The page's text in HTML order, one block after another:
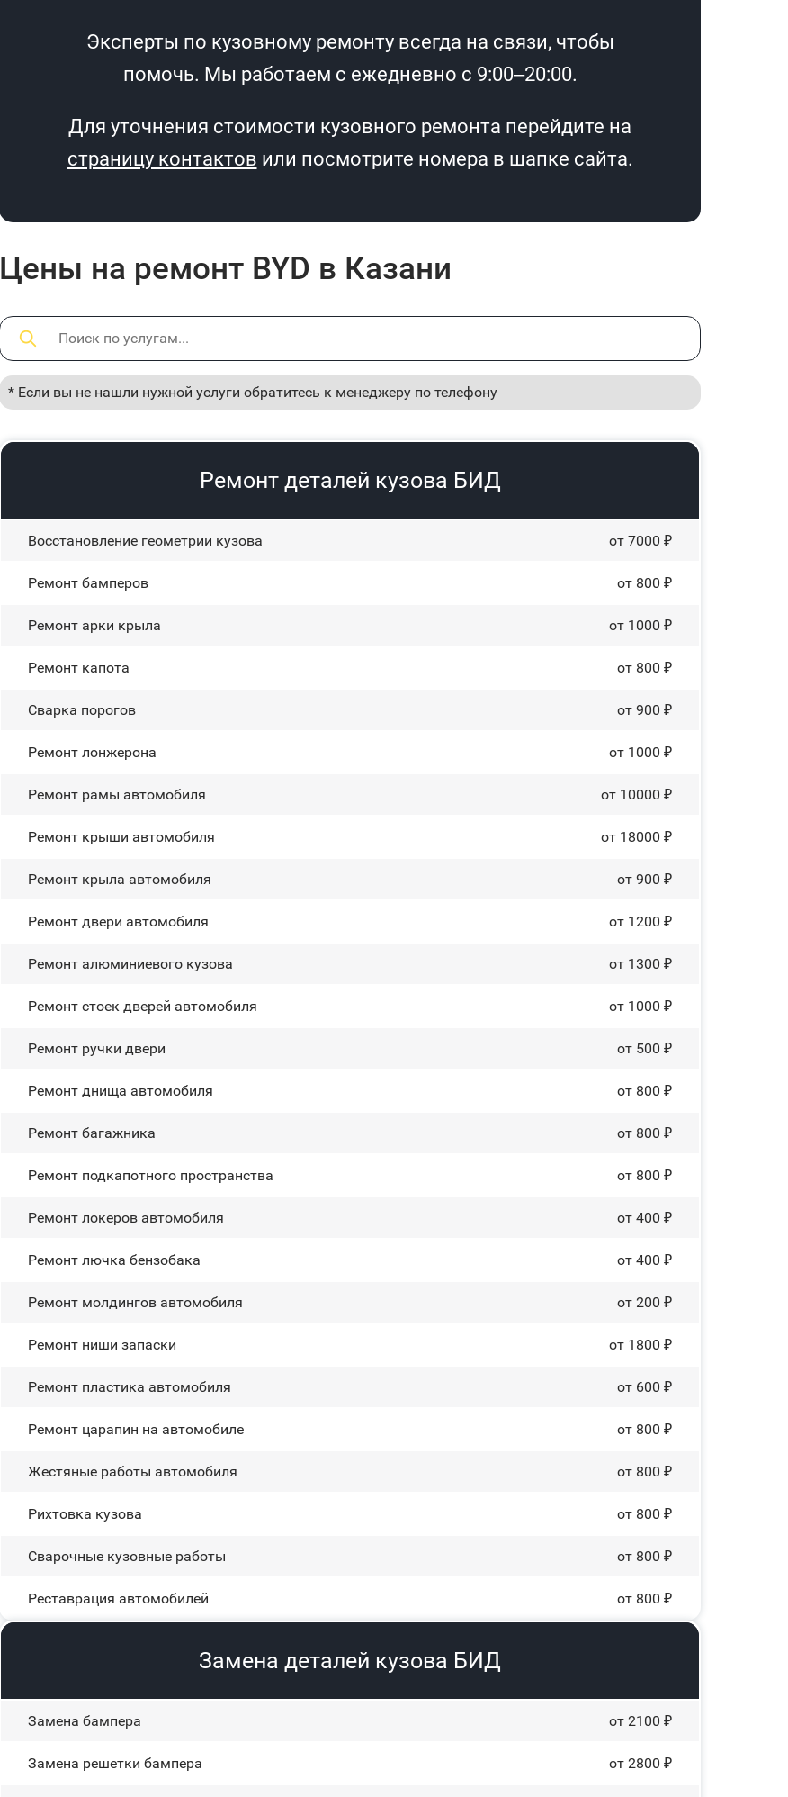
Эксперты по кузовному ремонту всегда на связи, чтобы
помочь. Мы работаем с ежедневно с 9:00–20:00.
Для уточнения стоимости кузовного ремонта перейдите на
страницу контактов или посмотрите номера в шапке сайта.
Цены на ремонт BYD в Казани
* Если вы не нашли нужной услуги обратитесь к менеджеру по телефону
Ремонт деталей кузова БИД
Восстановление геометрии кузова от 7000 ₽
Ремонт бамперов от 800 ₽
Ремонт арки крыла от 1000 ₽
Ремонт капота от 800 ₽
Сварка порогов от 900 ₽
Ремонт лонжерона от 1000 ₽
Ремонт рамы автомобиля от 10000 ₽
Ремонт крыши автомобиля от 18000 ₽
Ремонт крыла автомобиля от 900 ₽
Ремонт двери автомобиля от 1200 ₽
Ремонт алюминиевого кузова от 1300 ₽
Ремонт стоек дверей автомобиля от 1000 ₽
Ремонт ручки двери от 500 ₽
Ремонт днища автомобиля от 800 ₽
Ремонт багажника от 800 ₽
Ремонт подкапотного пространства от 800 ₽
Ремонт лoĸepoв автомобиля от 400 ₽
Ремонт лючка бензобака от 400 ₽
Ремонт молдингов автомобиля от 200 ₽
Ремонт ниши запаски от 1800 ₽
Ремонт пластика автомобиля от 600 ₽
Ремонт царапин на автомобиле от 800 ₽
Жестяные работы автомобиля от 800 ₽
Рихтовка кузова от 800 ₽
Сварочные кузовные работы от 800 ₽
Реставрация автомобилей от 800 ₽
Замена деталей кузова БИД
Замена бампера от 2100 ₽
Замена решетки бампера от 2800 ₽